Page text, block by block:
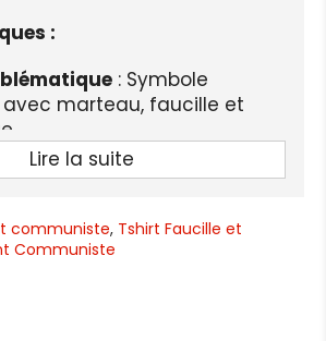
:
: Symbole
marteau, faucille et
: T-shirt en coton
et casual: Coupe
col rond.
Lire la suite
communiste, Tshirt Faucille et
Communiste